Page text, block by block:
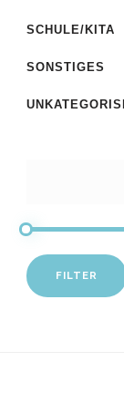
SCHULE/KITA
SONSTIGES
FILTER